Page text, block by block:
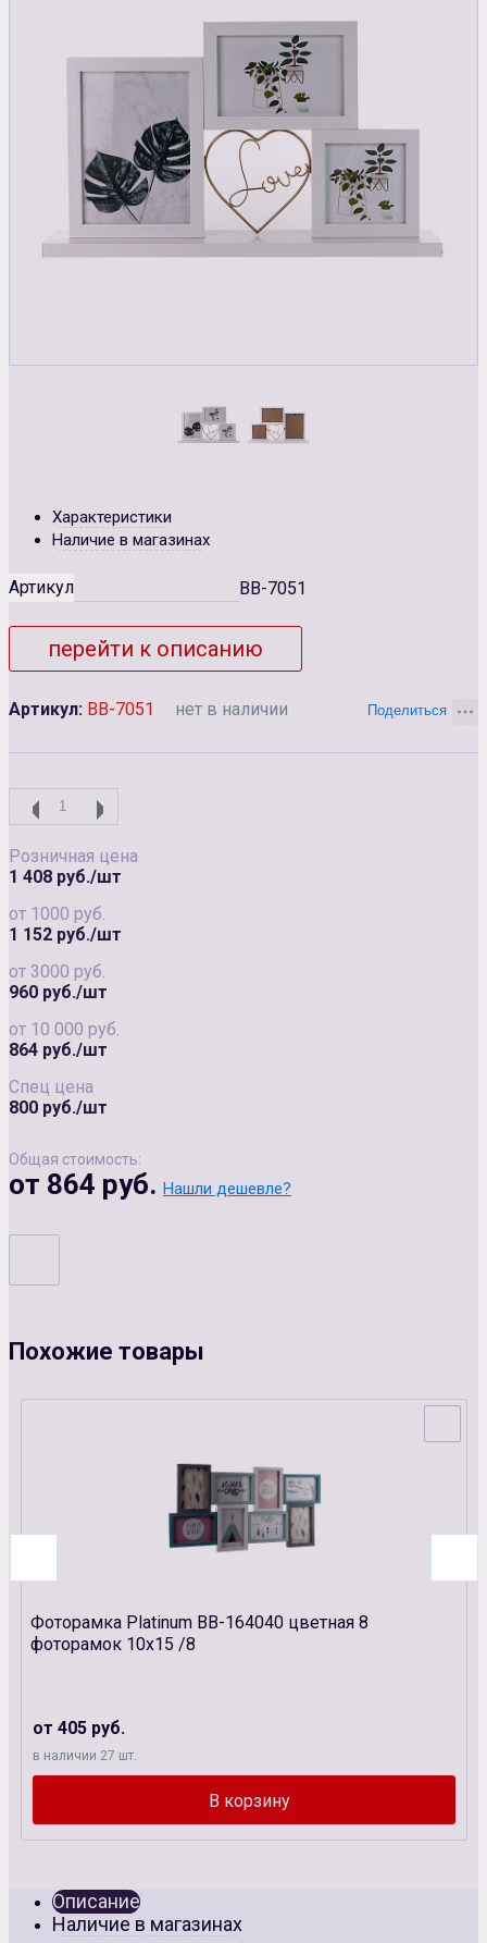
Характеристики
Наличие в магазинах
Артикул BВ-7051
перейти к описанию
Артикул: BВ-7051 нет в наличии
Розничная цена
1 408 руб./шт
от 1000 руб.
1 152 руб./шт
от 3000 руб.
960 руб./шт
от 10 000 руб.
864 руб./шт
Спец цена
800 руб./шт
Общая стоимость:
от 864 руб. Нашли дешевле?
Похожие товары
Фоторамка Platinum BB-164040 цветная 8
фоторамок 10х15 /8
от 405 руб.
в наличии 27 шт.
Описание
Наличие в магазинах